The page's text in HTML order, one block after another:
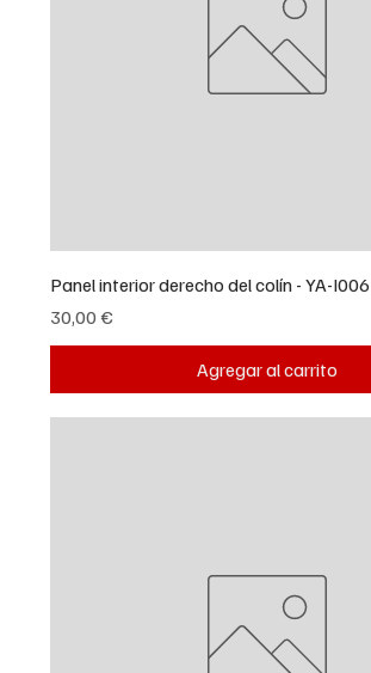
Panel interior derecho del colín - YA-I006
Precio
30,00 €
Agregar al carrito